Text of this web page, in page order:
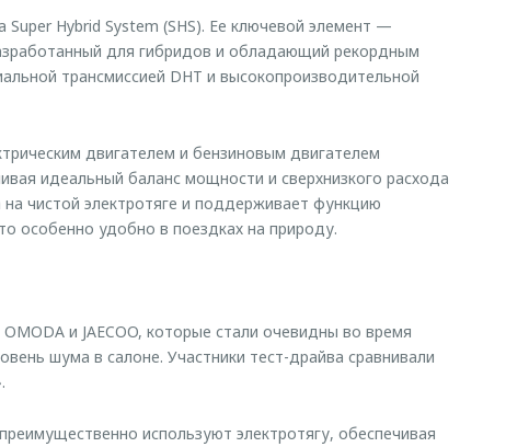
Hybrid System (SHS). Ее ключевой элемент —
для гибридов и обладающий рекордным
трансмиссией DHT и высокопроизводительной
двигателем и бензиновым двигателем
идеальный баланс мощности и сверхнизкого расхода
чистой электротяге и поддерживает функцию
особенно удобно в поездках на природу.
и JAECOO, которые стали очевидны во время
шума в салоне. Участники тест-драйва сравнивали
используют электротягу, обеспечивая